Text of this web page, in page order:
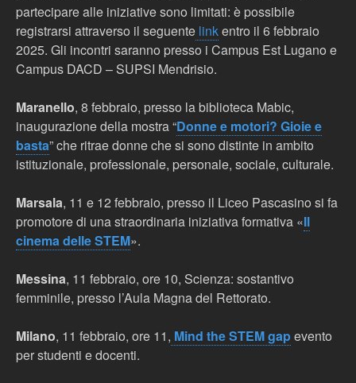
partecipare alle iniziative sono limitati: è possibile
registrarsi attraverso il seguente linkentro il 6 febbraio
2025. Gli incontri saranno presso i Campus Est Lugano e
Campus DACD – SUPSI Mendrisio.
Maranello, 8 febbraio, presso la biblioteca Mabic,
inaugurazione della mostra “Donne e motori? Gioie e
basta” che ritrae donne che si sono distinte in ambito
istituzionale, professionale, personale, sociale, culturale.
Marsala, 11 e 12 febbraio, presso il Liceo Pascasino si fa
promotore di una straordinaria iniziativa formativa «Il
cinema delle STEM».
Messina, 11 febbraio, ore 10, Scienza: sostantivo
femminile, presso l’Aula Magna del Rettorato.
Milano, 11 febbraio, ore 11, Mind the STEMgapevento
per studenti e docenti.